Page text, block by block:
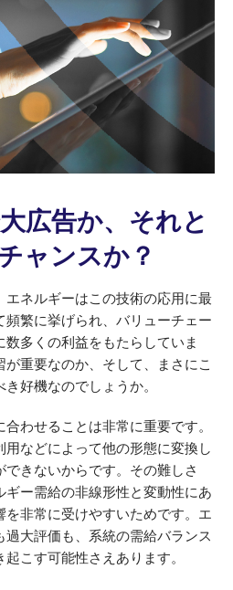
広告か、それと
ャンスか？
ネルギーはこの技術の応用に最
頻繁に挙げられ、バリューチェー
多くの利益をもたらしていま
重要なのか、そして、まさにこ
好機なのでしょうか。
わせることは非常に重要です。
などによって他の形態に変換し
きないからです。その難しさ
ー需給の非線形性と変動性にあ
を非常に受けやすいためです。エ
大評価も、系統の需給バランス
こす可能性さえあります。